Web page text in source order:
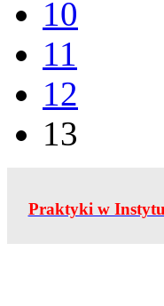
10
11
12
13
Praktyki w